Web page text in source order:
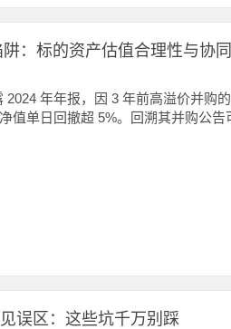
：标的资产估值合理性与协
2024 年年报，因 3 年前高溢价并购
值单日回撤超 5%。回溯其并购公
误区：这些坑千万别踩